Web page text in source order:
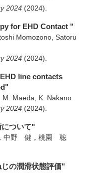
2024 (2024)
for EHD Contact "
Momozono, Satoru
2024 (2024)
line contacts
M. Maeda, K. Nakano
2024 (2024)
ついて"
中野 健，桃園 聡
の潤滑状態評価"